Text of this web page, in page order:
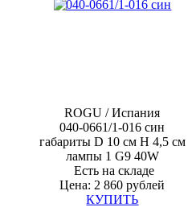
ROGU / Испания
040-0661/1-016 син
габариты D 10 см H 4,5 см
лампы 1 G9 40W
Есть на складе
Цена: 2 860 рублей
КУПИТЬ